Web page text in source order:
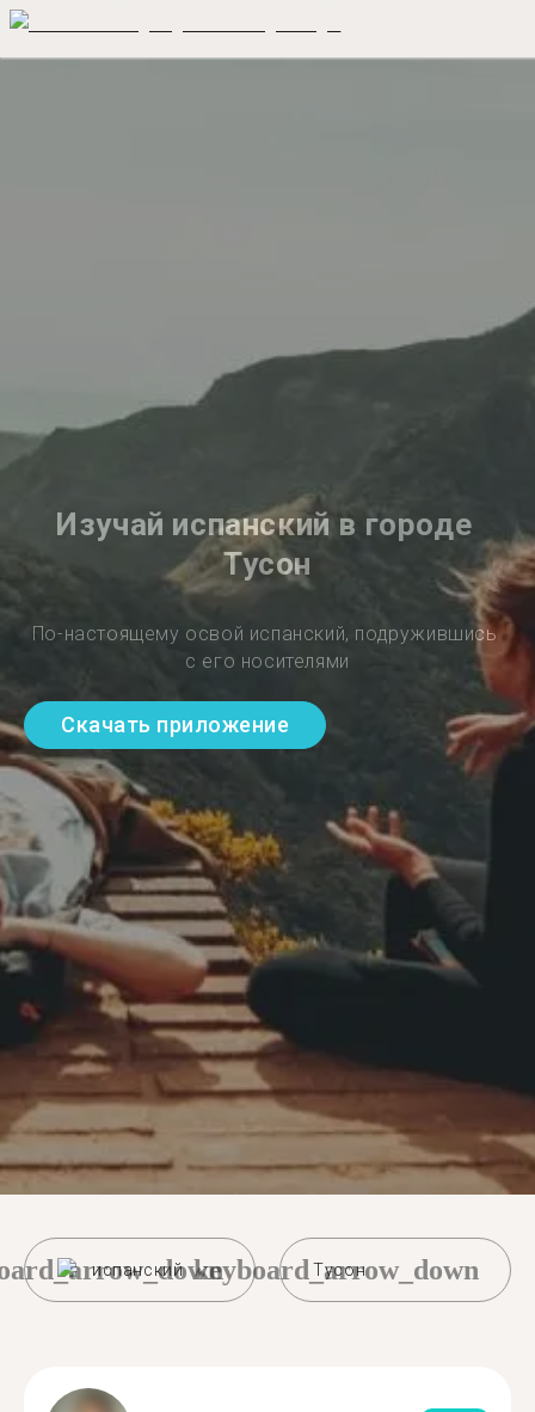
Изучай испанский в городе
Тусон
По-настоящему освой испанский, подружившись
с его носителями
Скачать приложение
испанский Тусон
keyboard_arrow_down